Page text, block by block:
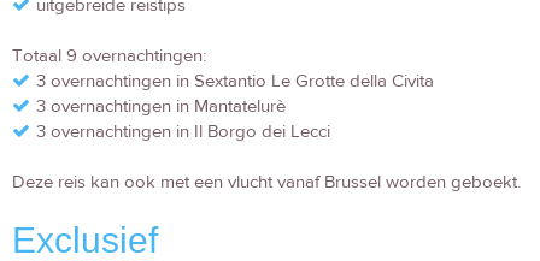
uitgebreide reistips
Totaal 9 overnachtingen:
3 overnachtingen in Sextantio Le Grotte della Civita
3 overnachtingen in Mantatelurè
3 overnachtingen in Il Borgo dei Lecci
Deze reis kan ook met een vlucht vanaf Brussel worden geboekt.
Exclusief